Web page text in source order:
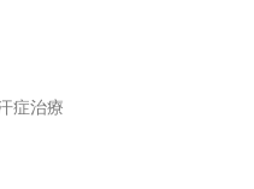
症治療